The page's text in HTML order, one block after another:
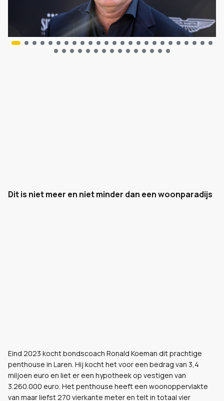
Dit is niet meer en niet minder dan een woonparadijs
Eind 2023 kocht bondscoach Ronald Koeman dit prachtige
penthouse in Laren. Hij kocht het voor een bedrag van 3,4
miljoen euro en liet er een hypotheek op vestigen van
3.260.000 euro. Het penthouse heeft een woonoppervlakte
van maar liefst 270 vierkante meter en telt in totaal vier